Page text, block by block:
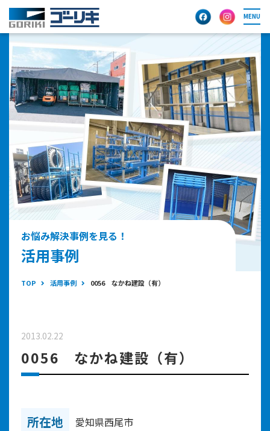
MENU
お悩み解決事例を見る！
活用事例
TOP 活用事例 0056 なかね建設（有）
2013.02.22
0056 なかね建設（有）
所在地 愛知県西尾市